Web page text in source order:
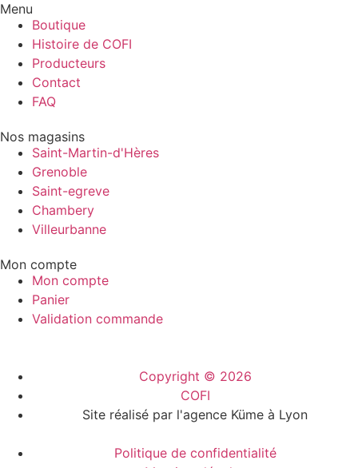
Menu
Boutique
Histoire de COFI
Producteurs
Contact
FAQ
Nos magasins
Saint-Martin-d'Hères
Grenoble
Saint-egreve
Chambery
Villeurbanne
Mon compte
Mon compte
Panier
Validation commande
Copyright © 2026
COFI
Site réalisé par l'agence Küme à Lyon
Politique de confidentialité